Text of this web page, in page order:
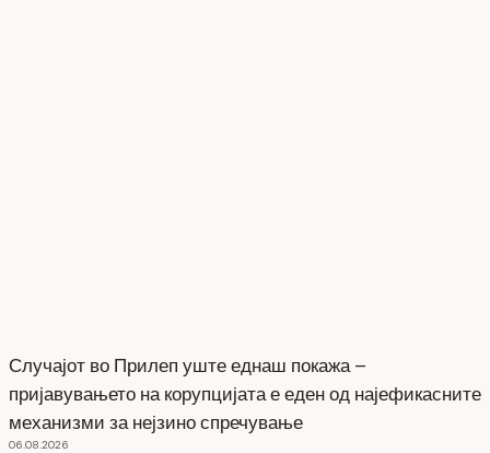
Случајот во Прилеп уште еднаш покажа –
пријавувањето на корупцијата е еден од најефикасните
механизми за нејзино спречување
06.08.2026